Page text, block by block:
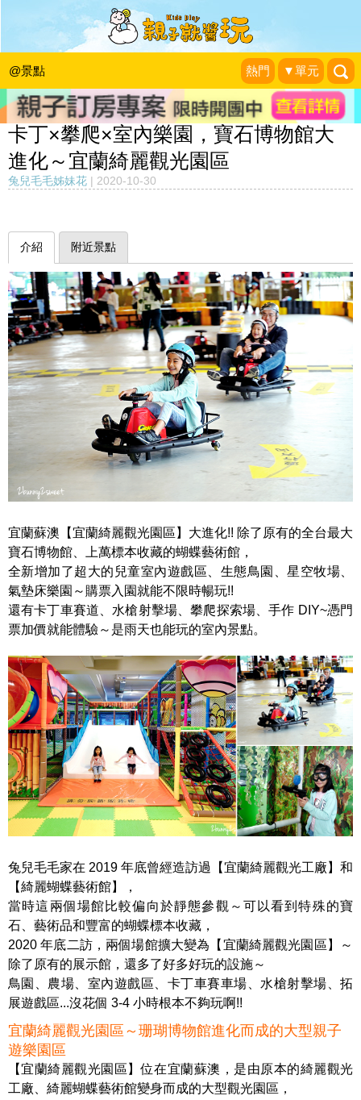
@景點 熱門 ▼單元
卡丁×攀爬×室內樂園，寶石博物館大
進化～宜蘭綺麗觀光園區
兔兒毛毛姊妹花 2020-10-30
介紹 附近景點
宜蘭蘇澳【宜蘭綺麗觀光園區】大進化!! 除了原有的全台最大
寶石博物館、上萬標本收藏的蝴蝶藝術館，
全新增加了超大的兒童室內遊戲區、生態鳥園、星空牧場、
氣墊床樂園～購票入園就能不限時暢玩!!
還有卡丁車賽道、水槍射擊場、攀爬探索場、手作 DIY~憑門
票加價就能體驗～是雨天也能玩的室內景點。
兔兒毛毛家在 2019 年底曾經造訪過【宜蘭綺麗觀光工廠】和
【綺麗蝴蝶藝術館】，
當時這兩個場館比較偏向於靜態參觀～可以看到特殊的寶
石、藝術品和豐富的蝴蝶標本收藏，
2020 年底二訪，兩個場館擴大變為【宜蘭綺麗觀光園區】～
除了原有的展示館，還多了好多好玩的設施～
鳥園、農場、室內遊戲區、卡丁車賽車場、水槍射擊場、拓
展遊戲區...沒花個 3-4 小時根本不夠玩啊!!
宜蘭綺麗觀光園區～珊瑚博物館進化而成的大型親子
遊樂園區
【宜蘭綺麗觀光園區】位在宜蘭蘇澳，是由原本的綺麗觀光
工廠、綺麗蝴蝶藝術館變身而成的大型觀光園區，